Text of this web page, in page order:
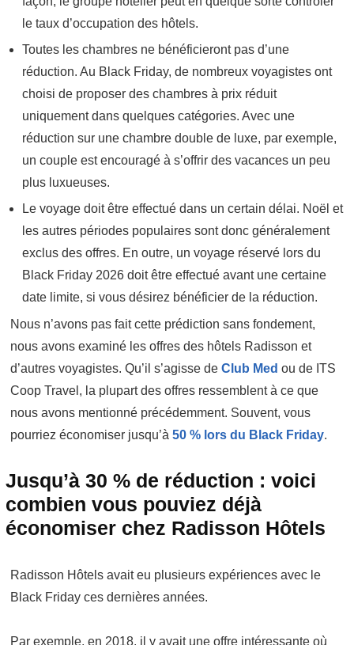
le taux d’occupation des hôtels.
Toutes les chambres ne bénéficieront pas d’une
réduction. Au Black Friday, de nombreux voyagistes ont
choisi de proposer des chambres à prix réduit
uniquement dans quelques catégories. Avec une
réduction sur une chambre double de luxe, par exemple,
un couple est encouragé à s’offrir des vacances un peu
plus luxueuses.
Le voyage doit être effectué dans un certain délai. Noël et
les autres périodes populaires sont donc généralement
exclus des offres. En outre, un voyage réservé lors du
Black Friday 2026 doit être effectué avant une certaine
date limite, si vous désirez bénéficier de la réduction.
Nous n’avons pas fait cette prédiction sans fondement,
nous avons examiné les offres des hôtels Radisson et
d’autres voyagistes. Qu’il s’agisse de Club Med ou de ITS
Coop Travel, la plupart des offres ressemblent à ce que
nous avons mentionné précédemment. Souvent, vous
pourriez économiser jusqu’à 50 % lors du Black Friday.
Jusqu’à 30 % de réduction : voici
combien vous pouviez déjà
économiser chez Radisson Hôtels
Radisson Hôtels avait eu plusieurs expériences avec le
Black Friday ces dernières années.
Par exemple, en 2018, il y avait une offre intéressante où